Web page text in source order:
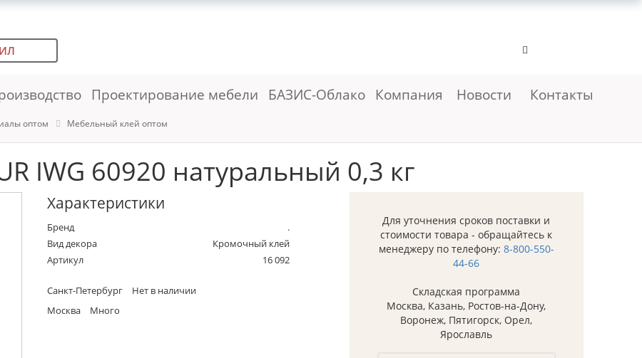
Проектирование мебели БАЗИС-Облако Компания Новости Контакты
оптом Мебельный клей оптом
IWG 60920 натуральный 0,3 кг
Характеристики
Бренд
.
Вид декора
Кромочный клей
Артикул
16 092
Санкт-Петербург
Нет в наличии
Москва
Много
Для уточнения сроков поставки и
стоимости товара - обращайтесь к
менеджеру по телефону: 8-800-550-
44-66
Складская программа
Москва, Казань, Ростов-на-Дону,
Воронеж, Пятигорск, Орел,
Ярославль